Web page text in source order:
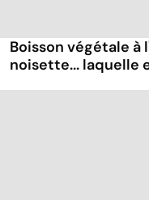
Boisson végétale à
noisette... laquelle